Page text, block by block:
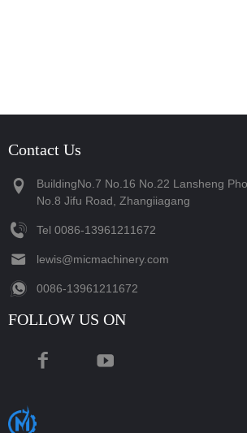
Contact Us
BuildingNo.7 No.16 No.22 Lansheng
No.8 Jifu Road, Zhangiiagang
Tel ‪0086-13961211672‬
lewis@micmachinery.com
‪0086-13961211672‬
FOLLOW US ON